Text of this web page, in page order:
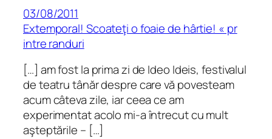
03/08/2011
Extemporal! Scoateţi o foaie de hârtie! « pr
intre randuri
[…] am fost la prima zi de Ideo Ideis, festivalul
de teatru tânăr despre care vă povesteam
acum câteva zile, iar ceea ce am
experimentat acolo mi-a întrecut cu mult
aşteptările – […]